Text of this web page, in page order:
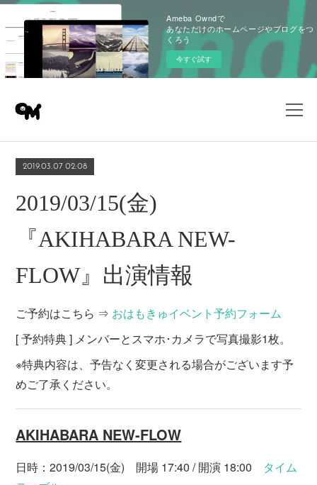
Ameba Owndで
あなただけのホームページやブログをつ
くろう
今すぐ試す
2019.03.07 02:08
2019/03/15(金)
『AKIHABARA NEW-
FLOW』出演情報
ご予約はこちら ⇒ おはもきゅイベント予約フォーム
[ 予約特典 ] メンバーとスマホ･カメラで写真撮影1枚。
※特典内容は、予告なく変更される場合がございます予
めご了承ください。
AKIHABARA NEW-FLOW
日時：2019/03/15(金) 開場 17:40 / 開演 18:00 タイム